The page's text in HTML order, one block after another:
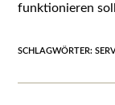
funktionieren
SCHLAGWÖRTER: